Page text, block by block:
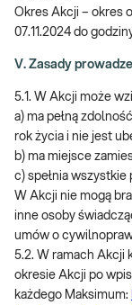
Okres Akcji – okres
07.11.2024 do
V. Zasady
5.1. W Akcji może
a) ma pełną
rok życia i nie jest
b) ma miejsce
c) spełnia wszystkie
W Akcji nie mogą
inne osoby
umów o
5.2. W ramach Akcji
okresie Akcji po
każdego Maksimum: